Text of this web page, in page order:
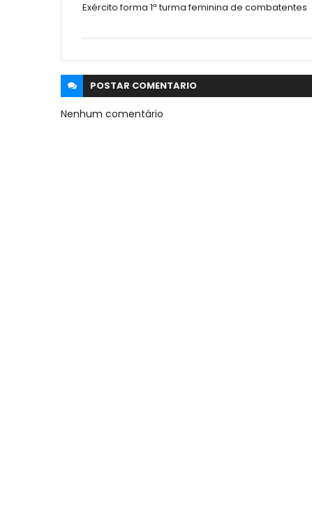
Exército forma 1ª turma feminina de combatentes
POSTAR COMENTARIO
Nenhum comentário